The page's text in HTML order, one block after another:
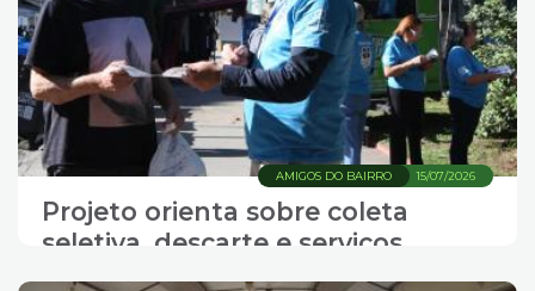
15/07/2026
AMIGOS DO BAIRRO
Projeto orienta sobre coleta
seletiva, descarte e serviços
municipais